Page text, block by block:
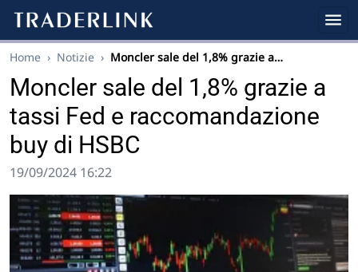
Home › Notizie › Moncler sale del 1,8% grazie a…
Moncler sale del 1,8% grazie a
tassi Fed e raccomandazione
buy di HSBC
19/09/2024 16:22